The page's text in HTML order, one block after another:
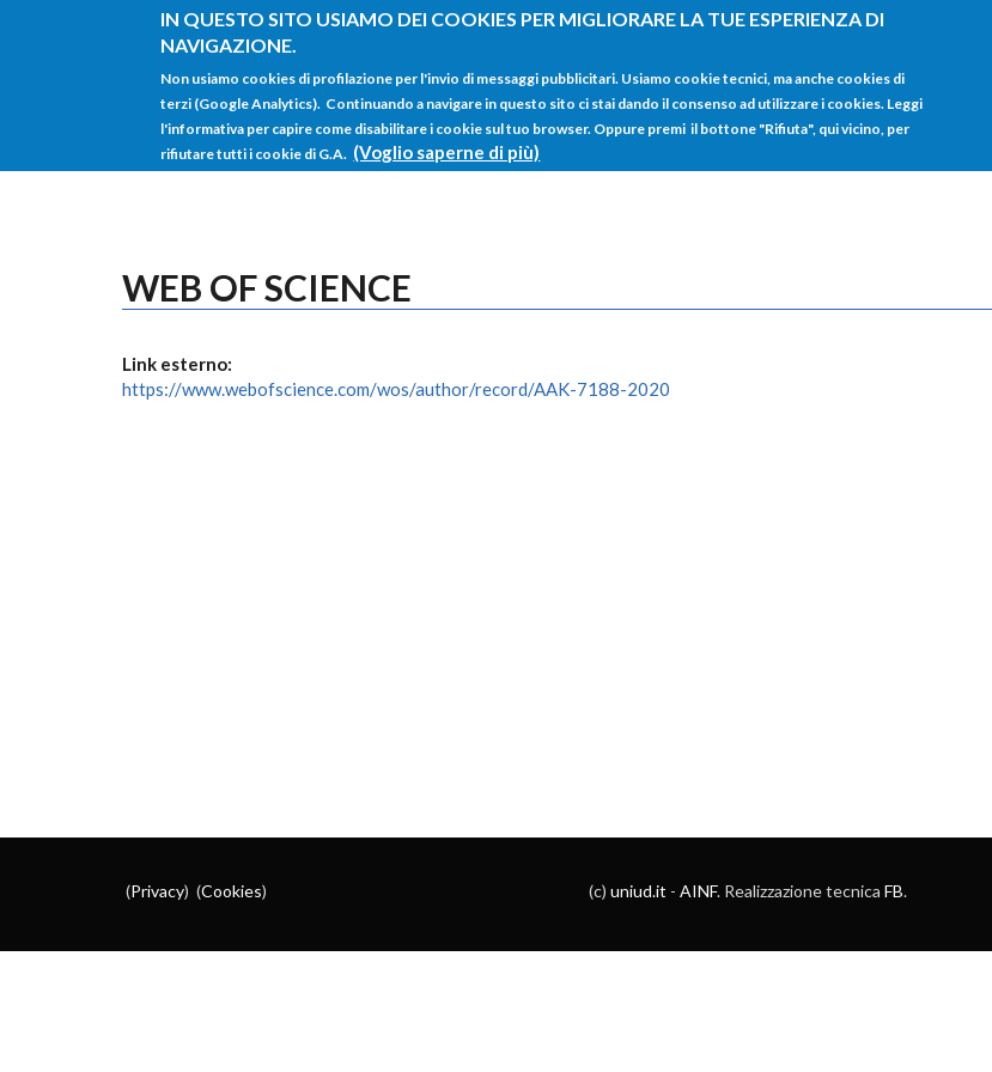
IN QUESTO SITO USIAMO DEI COOKIES PER MIGLIORARE LA TUE ESPERIENZA DI
NAVIGAZIONE.
Non usiamo cookies di profilazione per l'invio di messaggi pubblicitari. Usiamo cookie tecnici, ma anche cookies di
terzi (Google Analytics). Continuando a navigare in questo sito ci stai dando il consenso ad utilizzare i cookies. Leggi
l'informativa per capire come disabilitare i cookie sul tuo browser. Oppure premi il bottone "Rifiuta", qui vicino, per
rifiutare tutti i cookie di G.A. (Voglio saperne di più)
Salta al contenuto principale
HOME
WEB OF SCIENCE
Link esterno:
https://www.webofscience.com/wos/author/record/AAK-7188-2020
(Privacy) (Cookies) (c) uniud.it - AINF. Realizzazione tecnica FB.